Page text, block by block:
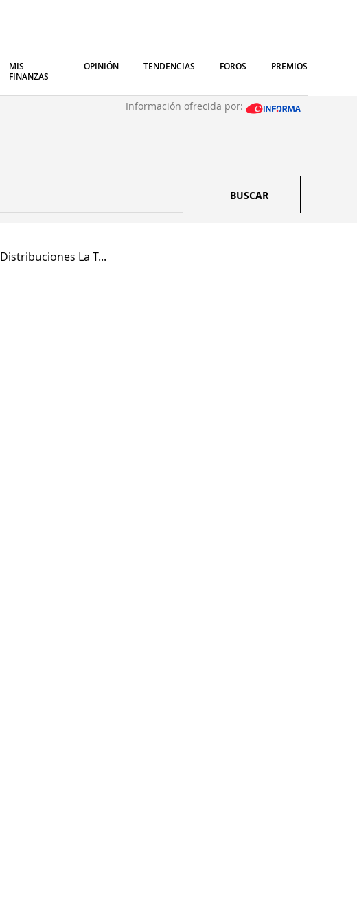
MIS
FINANZAS
OPINIÓN TENDENCIAS FOROS PREMIOS
Información ofrecida por:
BUSCAR
Distribuciones La T...